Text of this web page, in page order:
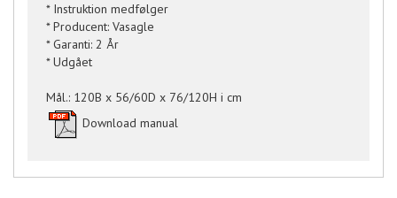
* Instruktion medfølger
* Producent: Vasagle
* Garanti: 2 År
* Udgået
Mål.: 120B x 56/60D x 76/120H i cm
Download manual